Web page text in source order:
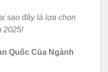
sao đây là lựa chọn
2025!
Quốc Của Ngành